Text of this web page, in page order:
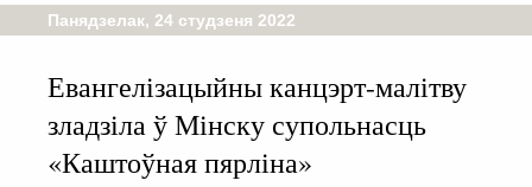
Панядзелак, 24 студзеня 2022
Евангелізацыйны канцэрт-малітву
зладзіла ў Мінску супольнасць
«Каштоўная пярліна»